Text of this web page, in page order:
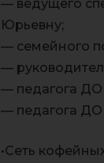
— ведущего
Юрьевну;
— семейного
—
— педагога
— педагога
•Сеть